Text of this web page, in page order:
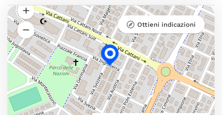
Ottieni indicazioni